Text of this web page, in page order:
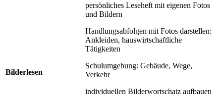
Bilderlesen
persönliches Leseheft mit eigenen Fotos
und Bildern
Handlungsabfolgen mit Fotos darstellen:
Ankleiden, hauswirtschaftliche
Tätigkeiten
Schulumgebung: Gebäude, Wege,
Verkehr
individuellen Bilderwortschatz aufbauen